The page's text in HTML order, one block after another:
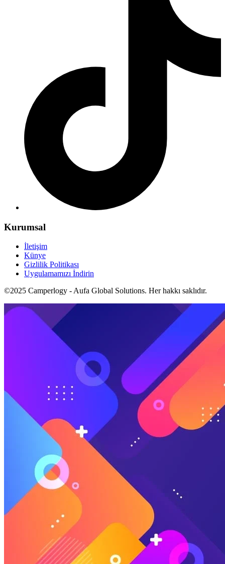
Kurumsal
İletişim
Künye
Gizlilik Politikası
Uygulamamızı İndirin
©2025 Camperlogy - Aufa Global Solutions. Her hakkı saklıdır.